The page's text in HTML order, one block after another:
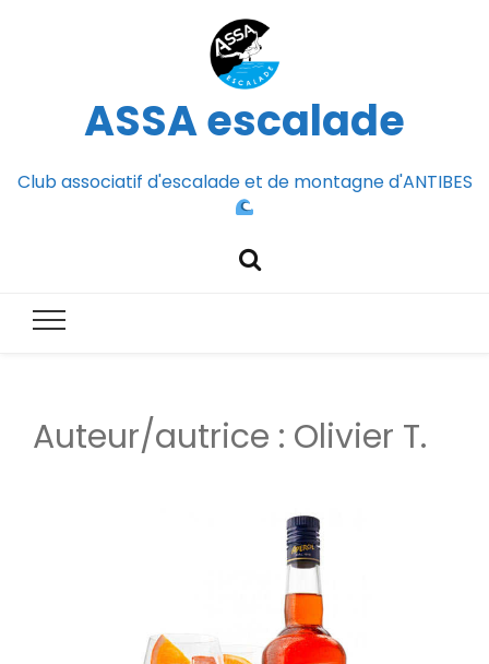
ASSA escalade
Club associatif d'escalade et de montagne d'ANTIBES
Auteur/autrice : Olivier T.